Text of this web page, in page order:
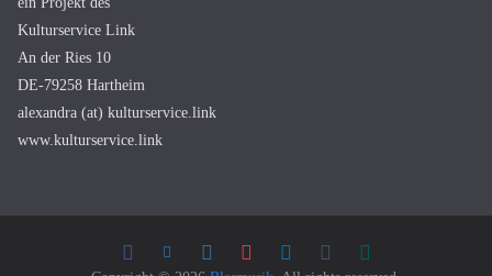
Kulturservice Link
An der Ries 10
DE-79258 Hartheim
alexandra (at) kulturservice.link
www.kulturservice.link